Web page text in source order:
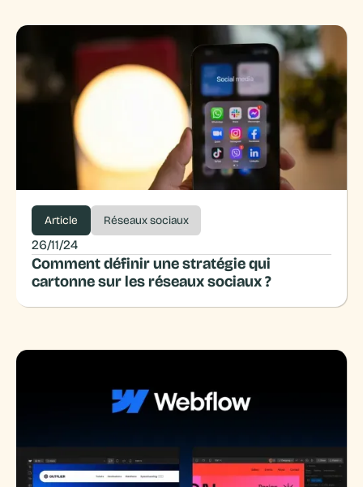
Article Réseaux sociaux
26/11/24
Comment définir une stratégie qui
cartonne sur les réseaux sociaux ?